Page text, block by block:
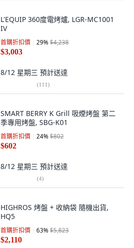
L'EQUIP 360度電烤爐, LGR-MC1001
IV
首購折扣價 29%$4,238
$3,003
8/12 星期三 預計送達
(111)
SMART BERRY K Grill 吸煙烤盤 第二
季專用烤盤, SBG-K01
首購折扣價 24%$802
$602
8/12 星期三 預計送達
(4)
HIGHROS 烤盤 + 收納袋 隨機出貨,
HQ5
首購折扣價 63%$5,823
$2,110